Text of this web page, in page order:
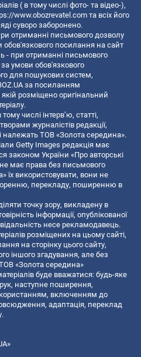
( в тому числі фото- та відео-),
www.obozrevatel.com та всіх його
суворо заборонено.
отриманні письмового дозволу
обов'язкового посилання на сайт
- при отриманні письмового
умови обов'язкового
для пошукових систем,
за посиланням
якій розміщено оригінальний
числі інтерв’ю, статті,
журналістів редакції,
належать ТОВ «Золота середина».
Getty Images редакція має
законом України «Про авторські
не має права без письмового
їх використовувати, вони не
перекладу, поширенню в
точку зору, викладену в
інформації, опублікованої
несе рекламодавець.
розміщених на цьому сайті,
на сторінку цього сайту,
іншого згадування, але без
«Золота середина»
буде вважатися: будь-яке
наступне поширення,
включенням до
адаптація, переклад